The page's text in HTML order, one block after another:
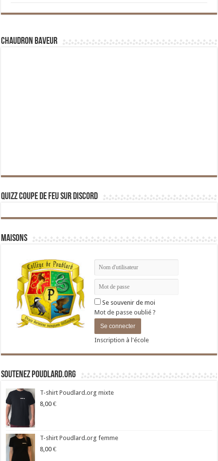
Chaudron Baveur
Quizz Coupe de Feu sur Discord
Maisons
Se souvenir de moi
Mot de passe oublié ?
Inscription à l'école
Soutenez Poudlard.org
T-shirt Poudlard.org mixte
8,00 €
T-shirt Poudlard.org femme
8,00 €